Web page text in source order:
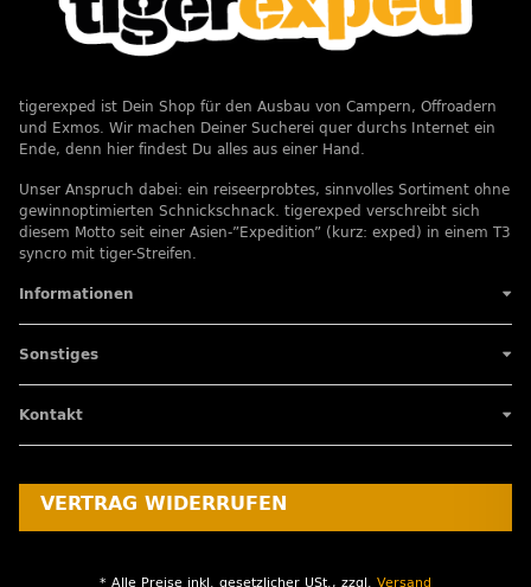
tigerexped ist Dein Shop für den Ausbau von Campern, Offroadern
und Exmos. Wir machen Deiner Sucherei quer durchs Internet ein
Ende, denn hier findest Du alles aus einer Hand.
Unser Anspruch dabei: ein reiseerprobtes, sinnvolles Sortiment ohne
gewinnoptimierten Schnickschnack. tigerexped verschreibt sich
diesem Motto seit einer Asien-”Expedition” (kurz: exped) in einem T3
syncro mit tiger-Streifen.
Informationen
Sonstiges
Kontakt
VERTRAG WIDERRUFEN
* Alle Preise inkl. gesetzlicher USt., zzgl. Versand